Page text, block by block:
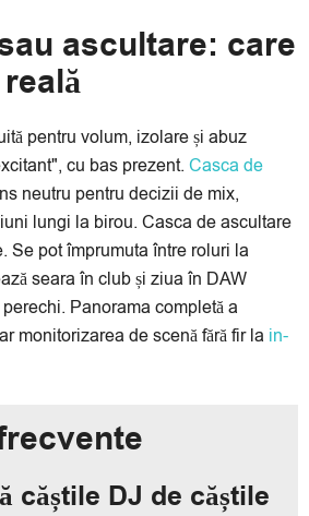
ascultare: care
pentru volum, izolare și abuz
cu bas prezent. Casca de
neutru pentru decizii de mix,
lungi la birou. Casca de ascultare
Se pot împrumuta între roluri la
seara în club și ziua în DAW
Panorama completă a
monitorizarea de scenă fără fir la in-
căștile DJ de căștile